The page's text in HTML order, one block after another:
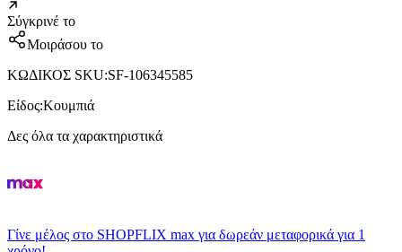
Σύγκρινέ το
Μοιράσου το
ΚΩΔΙΚΟΣ SKU:SF-106345585
Είδος:Κουμπιά
Δες όλα τα χαρακτηριστικά
Γίνε μέλος στο SHOPFLIX max για δωρεάν μεταφορικά για 1